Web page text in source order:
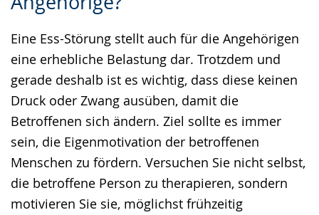
Eine Ess-Störung stellt auch für die Angehörigen
eine erhebliche Belastung dar. Trotzdem und
gerade deshalb ist es wichtig, dass diese keinen
Druck oder Zwang ausüben, damit die
Betroffenen sich ändern. Ziel sollte es immer
sein, die Eigenmotivation der betroffenen
Menschen zu fördern. Versuchen Sie nicht selbst,
die betroffene Person zu therapieren, sondern
motivieren Sie sie, möglichst frühzeitig
Sprache
Unterstützung.
in
Gebärdensprache
wird
angezeigt.